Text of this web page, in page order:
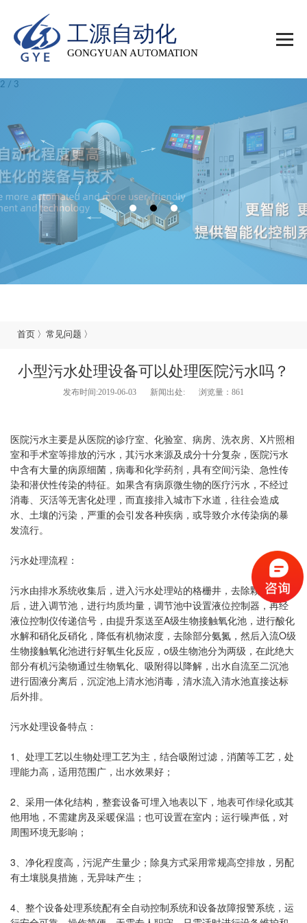
工源自动化
GONGYUAN AUTOMATION
2 / 3
首页 〉 常见问题 〉
小型污水处理设备可以处理医院污水吗？
发布时间:2019-06-03 新闻出处: 浏览量： 861
医院污水主要是从医院的诊疗室、化验室、病房、洗衣房、X片照相
室和手术室等排放的污水，其污水来源及成分十分复杂，医院污水
中含有大量的病原细菌，病毒和化学药剂，具有空间污染、急性传
染和潜伏性传染的特征。如果含有病原微生物的医疗污水，不经过
消毒、灭活等无害化处理，而直接排入城市下水道，往往会造成
水、土壤的污染，严重的会引发各种疾病，或导致介水传染病的暴
发流行。
污水处理流程：
污水由排水系统收集后，进入污水处理站的格栅井，去除颗粒杂物
后，进入调节池，进行均质均量，调节池中设置液位控制器，再经
液位控制仪传递信号，由提升泵送至A级生物接触氧化池，进行酸化
水解和硝化反硝化，降低有机物浓度，去除部分氨氮，然后入流O级
生物接触氧化池进行好氧生化反应，o级生物池分为两级，在此绝大
部分有机污染物通过生物氧化、吸附得以降解，出水自流至二沉池
进行固液分离后，沉淀池上清水池消毒，清水流入清水池直接达标
后外排。
污水处理设备特点：
1、处理工艺以生物处理工艺为主，结合吸附过滤，消菌等工艺，处
理能力高，适用范围广，出水效果好；
2、采用一体化结构，整套设备可埋入地表以下，地表可作绿化或其
他用地，不需建房及采暖保温；也可设置在室内；运行噪声低，对
周围环境无影响；
3、净化程度高，污泥产生量少；除臭方式采用常规高空排放，另配
有土壤脱臭措施，无异味产生；
4、整个设备处理系统配有全自动控制系统和设备故障报警系统，运